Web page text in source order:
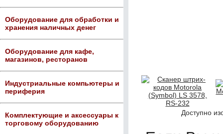
Оборудование для обработки и
хранения наличных денег
Оборудование для кафе,
магазинов, ресторанов
Индустриальные компьютеры и
периферия
Комплектующие и аксессуары к
торговому оборудованию
Доступно